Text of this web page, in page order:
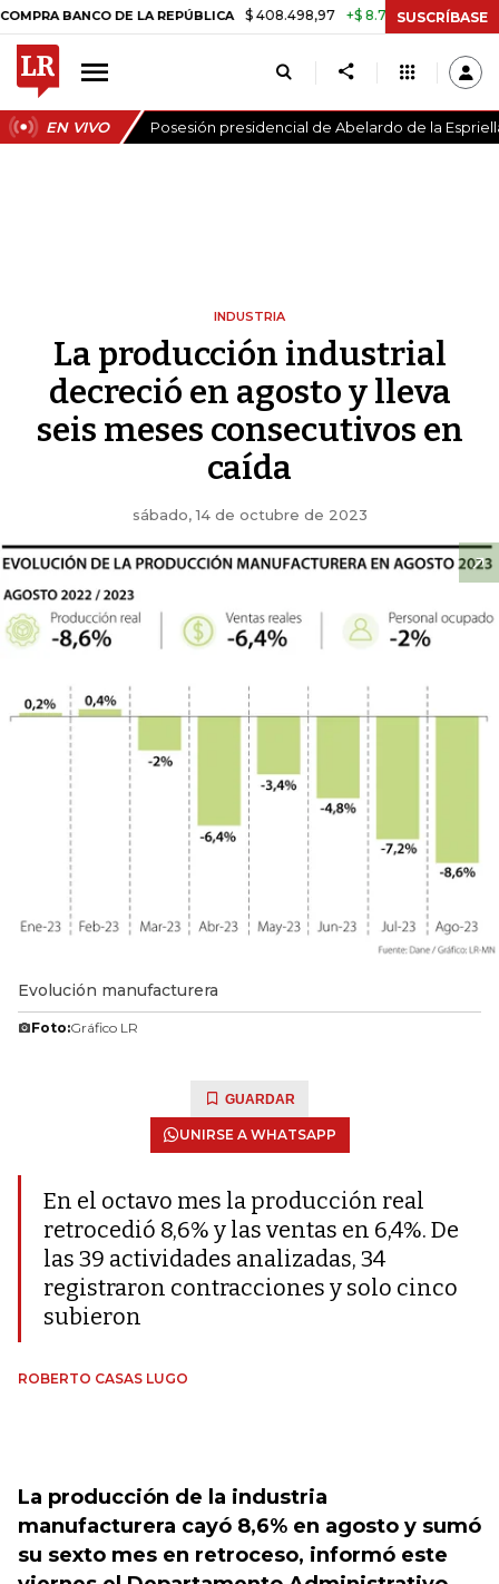
DE LA REPÚBLICA $ 408.498,97 +$ 8.753,81 +2,19% TASA
SUSCRÍBASE
EN VIVO Posesión presidencial de Abelardo de la
INDUSTRIA
La producción industrial
decreció en agosto y lleva
seis meses consecutivos en
caída
sábado, 14 de octubre de 2023
Evolución manufacturera
Foto:Gráfico LR
GUARDAR
UNIRSE A WHATSAPP
En el octavo mes la producción real
retrocedió 8,6% y las ventas en 6,4%. De
las 39 actividades analizadas, 34
registraron contracciones y solo cinco
subieron
ROBERTO CASAS LUGO
La producción de la industria
manufacturera cayó 8,6% en agosto y sumó
su sexto mes en retroceso, informó este